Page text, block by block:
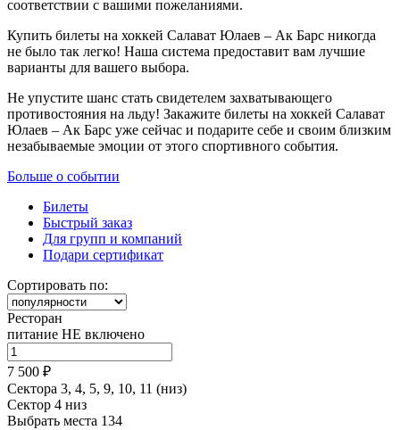
соответствии с вашими пожеланиями.
Купить билеты на хоккей Салават Юлаев – Ак Барс никогда
не было так легко! Наша система предоставит вам лучшие
варианты для вашего выбора.
Не упустите шанс стать свидетелем захватывающего
противостояния на льду! Закажите билеты на хоккей Салават
Юлаев – Ак Барс уже сейчас и подарите себе и своим близким
незабываемые эмоции от этого спортивного события.
Больше о событии
Билеты
Быстрый заказ
Для групп и компаний
Подари сертификат
Сортировать по:
Ресторан
питание НЕ включено
7 500 ₽
Сектора 3, 4, 5, 9, 10, 11 (низ)
Сектор 4 низ
Выбрать места 134